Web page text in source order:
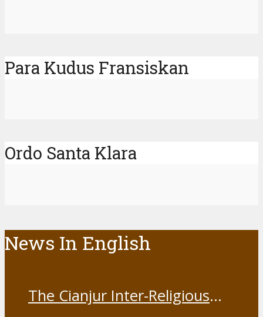
Para Kudus Fransiskan
Ordo Santa Klara
News In English
The Cianjur Inter-Religious